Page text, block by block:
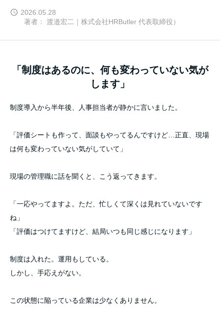
2026.05.28
著者： 渡邉宏二｜株式会社HRButler 代表取締役）
「制度はあるのに、何も変わっていない気が
します」
制度導入から半年後、人事担当者が静かに言いました。
「評価シートも作って、面談もやってるんですけど…正直、現場
は何も変わっていない気がしていて」
現場の管理職に話を聞くと、こう返ってきます。
「一応やってますよ。ただ、忙しくて深くは見れていないです
ね」
「評価はつけてますけど、結局いつも同じ感じになります」
制度は入れた。運用もしている。
しかし、手応えがない。
この状態に陥っている企業は少なくありません。